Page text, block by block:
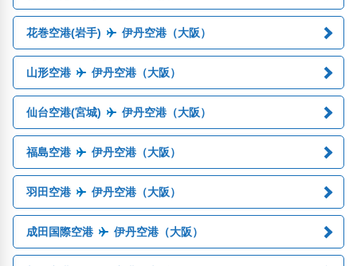
花巻空港(岩手) 伊丹空港（大阪）
山形空港 伊丹空港（大阪）
仙台空港(宮城) 伊丹空港（大阪）
福島空港 伊丹空港（大阪）
羽田空港 伊丹空港（大阪）
成田国際空港 伊丹空港（大阪）